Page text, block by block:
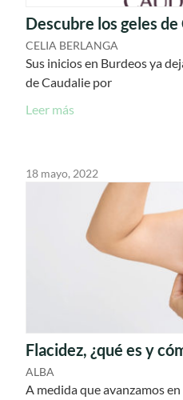
Descubre los geles de
CELIA BERLANGA
Sus inicios en Burdeos ya
de Caudalie por
Leer más
18 mayo, 2022
Flacidez, ¿qué es y
ALBA
A medida que avanzamos